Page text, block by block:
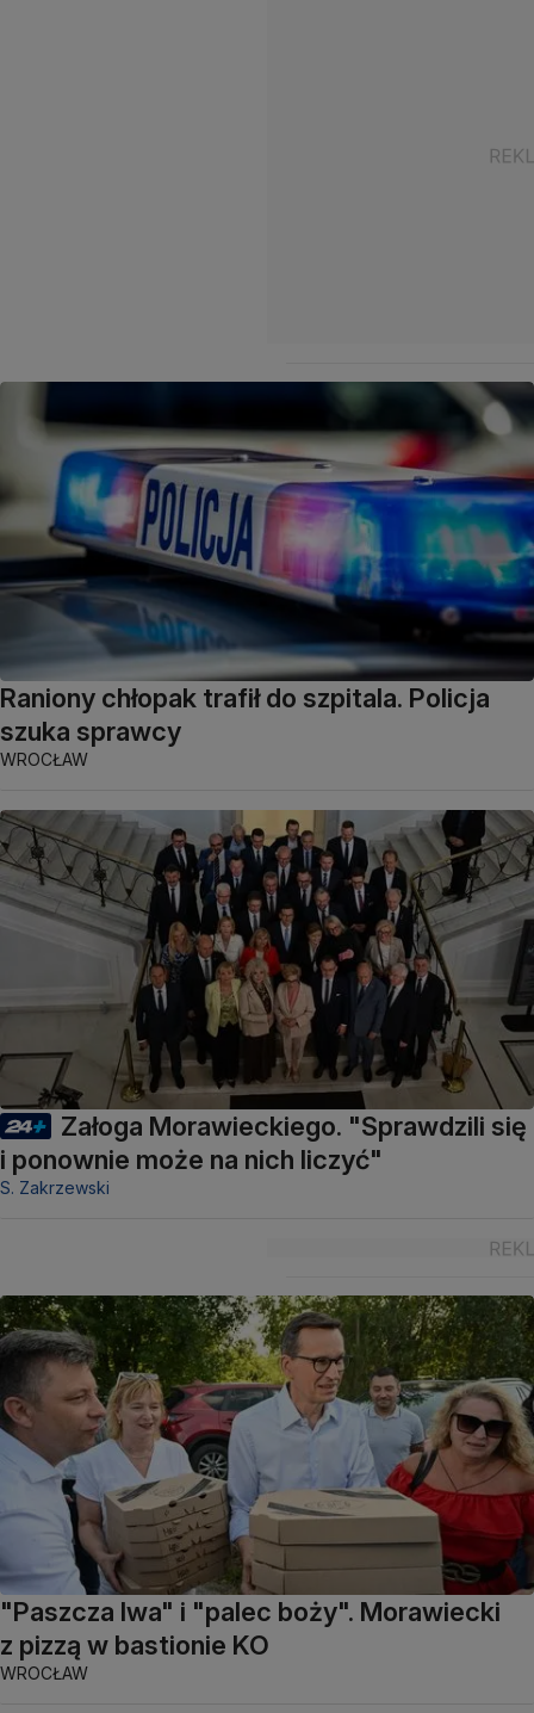
Raniony chłopak trafił do szpitala. Policja
szuka sprawcy
WROCŁAW
Załoga Morawieckiego. "Sprawdzili się
i ponownie może na nich liczyć"
S. Zakrzewski
"Paszcza lwa" i "palec boży". Morawiecki
z pizzą w bastionie KO
WROCŁAW